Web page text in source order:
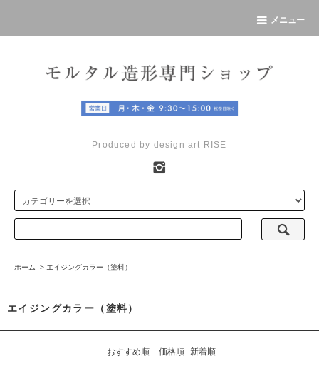
メニュー
Produced by design art RISE
ホーム > エイジングカラー（塗料）
エイジングカラー（塗料）
おすすめ順 価格順 新着順